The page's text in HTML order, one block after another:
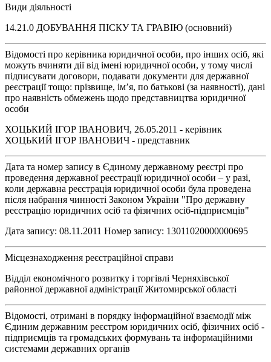
Види діяльності
14.21.0 ДОБУВАННЯ ПІСКУ ТА ГРАВІЮ (основний)
Відомості про керівника юридичної особи, про інших осіб, які
можуть вчиняти дії від імені юридичної особи, у тому числі
підписувати договори, подавати документи для державної
реєстрації тощо: прізвище, ім’я, по батькові (за наявності), дані
про наявність обмежень щодо представництва юридичної
особи
ХОЦЬКИЙ ІГОР ІВАНОВИЧ, 26.05.2011 - керівник
ХОЦЬКИЙ ІГОР ІВАНОВИЧ - представник
Дата та номер запису в Єдиному державному реєстрі про
проведення державної реєстрації юридичної особи – у разі,
коли державна реєстрація юридичної особи була проведена
після набрання чинності Законом України "Про державну
реєстрацію юридичних осіб та фізичних осіб-підприємців"
Дата запису: 08.11.2011 Номер запису: 13011020000000695
Місцезнаходження реєстраційної справи
Відділ економічного розвитку і торгівлі Черняхівської
районної державної адміністрації Житомирської області
Відомості, отримані в порядку інформаційної взаємодії між
Єдиним державним реєстром юридичних осіб, фізичних осіб -
підприємців та громадських формувань та інформаційними
системами державних органів